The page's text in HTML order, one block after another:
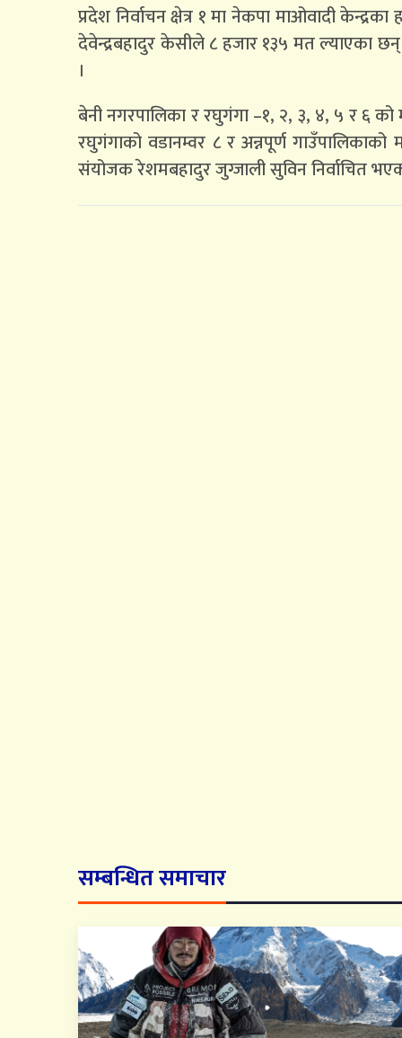
प्रदेश निर्वाचन क्षेत्र १ मा नेकपा माओवादी
देवेन्द्रबहादुर केसीले ८ हजार १३५ मत ल्याएका
।
बेनी नगरपालिका र रघुगंगा –१, २, ३, ४, ५ र ६
रघुगंगाको वडानम्वर ८ र अन्नपूर्ण
संयोजक रेशमबहादुर जुग्जाली सुविन निर्वाचित
सम्बन्धित समाचार